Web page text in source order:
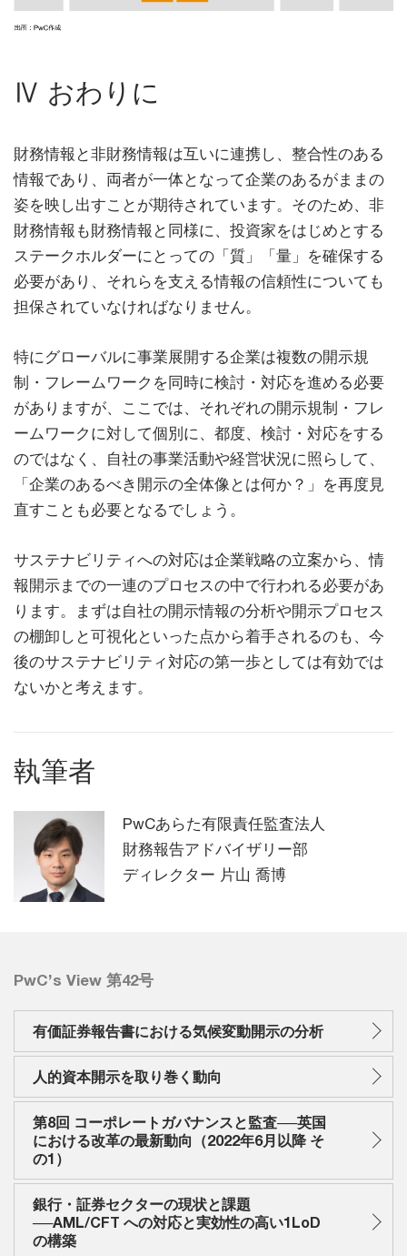
Ⅳ おわりに
財務情報と非財務情報は互いに連携し、整合性のある
情報であり、両者が一体となって企業のあるがままの
姿を映し出すことが期待されています。そのため、非
財務情報も財務情報と同様に、投資家をはじめとする
ステークホルダーにとっての「質」「量」を確保する
必要があり、それらを支える情報の信頼性についても
担保されていなければなりません。
特にグローバルに事業展開する企業は複数の開示規
制・フレームワークを同時に検討・対応を進める必要
がありますが、ここでは、それぞれの開示規制・フレ
ームワークに対して個別に、都度、検討・対応をする
のではなく、自社の事業活動や経営状況に照らして、
「企業のあるべき開示の全体像とは何か？」を再度見
直すことも必要となるでしょう。
サステナビリティへの対応は企業戦略の立案から、情
報開示までの一連のプロセスの中で行われる必要があ
ります。まずは自社の開示情報の分析や開示プロセス
の棚卸しと可視化といった点から着手されるのも、今
後のサステナビリティ対応の第一歩としては有効では
ないかと考えます。
執筆者
PwCあらた有限責任監査法人
財務報告アドバイザリー部
ディレクター 片山 喬博
PwC’s View 第42号
有価証券報告書における気候変動開示の分析
人的資本開示を取り巻く動向
第8回 コーポレートガバナンスと監査──英国
における改革の最新動向（2022年6月以降 そ
の1）
銀行・証券セクターの現状と課題
──AML/CFT への対応と実効性の高い1LoD
の構築